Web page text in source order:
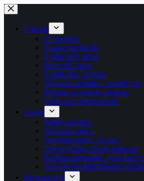
Skip
to
contentČasopis
O časopisu
Članovi redakcije
Uređivački odbor
Izdavački savet
Uređivačka politika
Obaveze urednika i drugih tela
Politika otvorenog pristupa
Odricanje odgovornosti
Autori
Slanje rukopisa
Obaveze autora
Autorska prava i licenca
Objavljivanje i druge naknade
Politika arhiviranja i
Jedinstveni identifikatori i
Recenziranje